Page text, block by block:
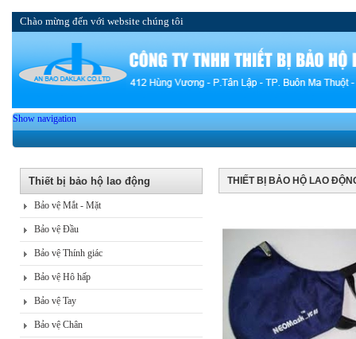
Chào mừng đến với website chúng tôi
Show navigation
Thiết bị bảo hộ lao động
Bảo vệ Mắt - Mặt
Bảo vệ Đầu
Bảo vệ Thính giác
Bảo vệ Hô hấp
Bảo vệ Tay
Bảo vệ Chân
THIẾT BỊ BẢO HỘ LAO